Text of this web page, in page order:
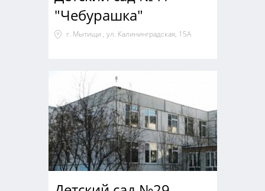
"Чебурашка"
г. Мытищи , ул. Калининградская, 15А